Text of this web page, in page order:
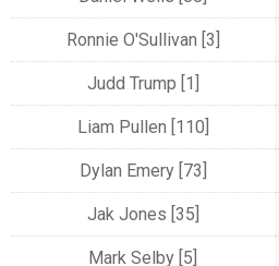
Ronnie O'Sullivan [3]
Judd Trump [1]
Liam Pullen [110]
Dylan Emery [73]
Jak Jones [35]
Mark Selby [5]